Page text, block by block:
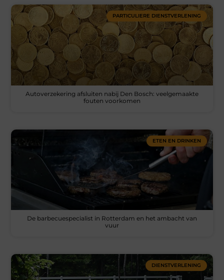
PARTICULIERE DIENSTVERLENING
Autoverzekering afsluiten nabij Den Bosch: veelgemaakte
fouten voorkomen
ETEN EN DRINKEN
De barbecuespecialist in Rotterdam en het ambacht van
vuur
DIENSTVERLENING